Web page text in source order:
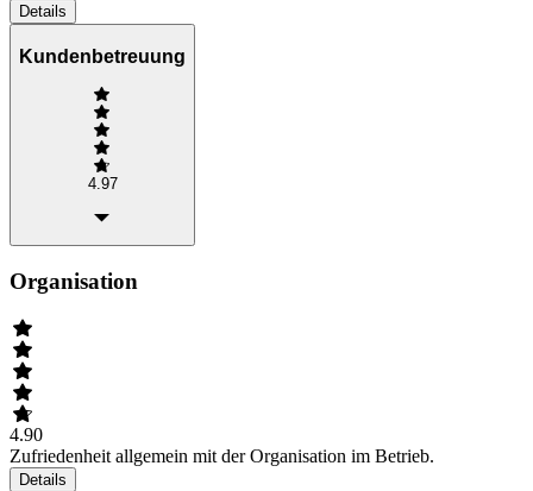
Details
Kundenbetreuung
4.97
Organisation
4.90
Zufriedenheit allgemein mit der Organisation im Betrieb.
Details